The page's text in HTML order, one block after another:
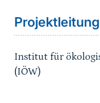
Projektleitung
Institut für
(IÖW)
Sprungmarke